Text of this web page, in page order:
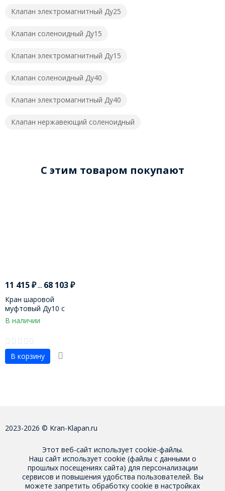
Клапан электромагнитный Ду25
Клапан соленоидный Ду15
Клапан электромагнитный Ду15
Клапан соленоидный Ду40
Клапан электромагнитный Ду40
Клапан нержавеющий соленоидный
C этим товаром покупают
11 415₽... 68 103₽
Кран шаровой
муфтовый Ду10 с
пневмоприводом
В наличии
В корзину
2023-2026 © Kran-Klapan.ru
Этот веб-сайт использует cookie-файлы.
Наш сайт использует cookie (файлы с данными о
прошлых посещениях сайта) для персонализации
сервисов и повышения удобства пользователей. Вы
можете запретить обработку cookie в настройках